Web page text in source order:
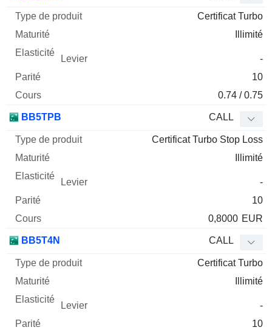
Certificat Turbo
Illimité
-
10
0.74 / 0.75
BB5TPB CALL
Certificat Turbo Stop Loss
Illimité
-
10
0,8000 EUR
BB5T4N CALL
Certificat Turbo
Illimité
-
10